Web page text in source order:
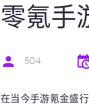
零氪手
504
在当今手游氪金盛